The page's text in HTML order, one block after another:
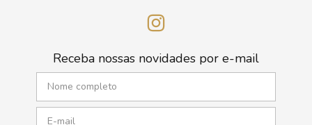
Receba nossas novidades por e-mail